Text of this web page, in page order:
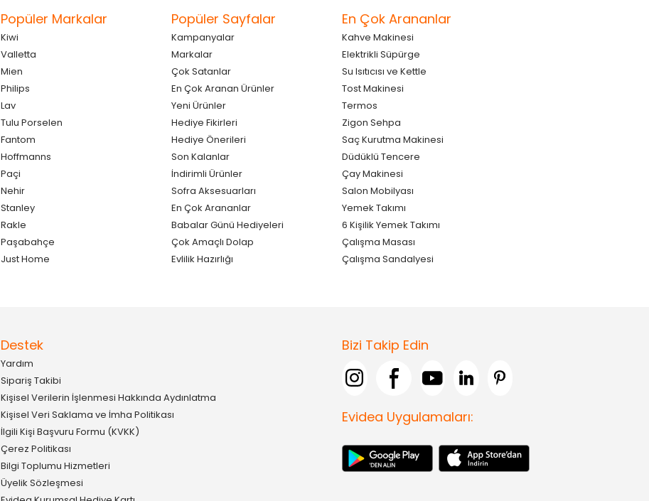
Popüler Markalar
Kiwi
Valletta
Mien
Philips
Lav
Tulu Porselen
Fantom
Hoffmanns
Paçi
Nehir
Stanley
Rakle
Paşabahçe
Just Home
Popüler Sayfalar
Kampanyalar
Markalar
Çok Satanlar
En Çok Aranan Ürünler
Yeni Ürünler
Hediye Fikirleri
Hediye Önerileri
Son Kalanlar
İndirimli Ürünler
Sofra Aksesuarları
En Çok Arananlar
Babalar Günü Hediyeleri
Çok Amaçlı Dolap
Evlilik Hazırlığı
En Çok Arananlar
Kahve Makinesi
Elektrikli Süpürge
Su Isıtıcısı ve Kettle
Tost Makinesi
Termos
Zigon Sehpa
Saç Kurutma Makinesi
Düdüklü Tencere
Çay Makinesi
Salon Mobilyası
Yemek Takımı
6 Kişilik Yemek Takımı
Çalışma Masası
Çalışma Sandalyesi
Destek
Yardım
Sipariş Takibi
Kişisel Verilerin İşlenmesi Hakkında Aydınlatma
Kişisel Veri Saklama ve İmha Politikası
İlgili Kişi Başvuru Formu (KVKK)
Çerez Politikası
Bilgi Toplumu Hizmetleri
Üyelik Sözleşmesi
Bizi Takip Edin
Evidea Uygulamaları: